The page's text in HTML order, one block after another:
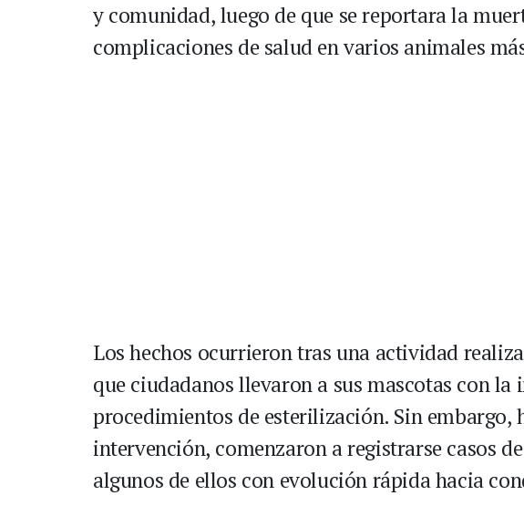
y comunidad, luego de que se reportara la
complicaciones de salud en varios animales
Los hechos ocurrieron tras una actividad
que ciudadanos llevaron a sus mascotas con la
procedimientos de esterilización. Sin embargo,
intervención, comenzaron a registrarse casos
algunos de ellos con evolución rápida hacia